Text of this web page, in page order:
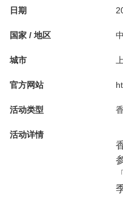
日期
国家 / 地区
城市
官方网站
活动类型
活动详情